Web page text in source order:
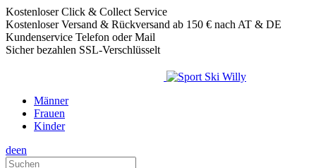
Kostenloser Click & Collect Service
Kostenloser Versand & Rückversand ab 150 € nach AT & DE
Kundenservice Telefon oder Mail
Sicher bezahlen SSL-Verschlüsselt
Männer
Frauen
Kinder
deen